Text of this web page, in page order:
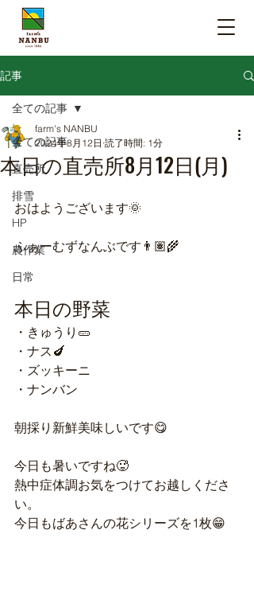
記事
全ての記事
直売所
排雪
HP
農作業
日常
全ての記事
本日の直売所8月12日(月)
farm's NANBU
2024年8月12日 読了時間: 1分
おはようございます🌞
ふぁーむずなんぶです👨🏽‍🌾
本日の野菜
・きゅうり🥒
・ナス🍆
・ズッキーニ
・ナンバン
朝採り新鮮美味しいです😋
今日も暑いですね🥵
熱中症体調お気をつけてお越しくださ
い。
今日もばあさんの花シリーズを1枚😁